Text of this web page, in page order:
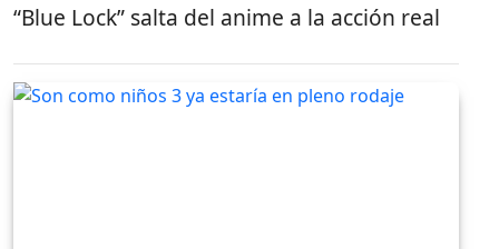
“Blue Lock” salta del anime a la acción real